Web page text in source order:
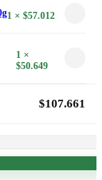
1 × $57.012
1 ×
$50.649
$107.661